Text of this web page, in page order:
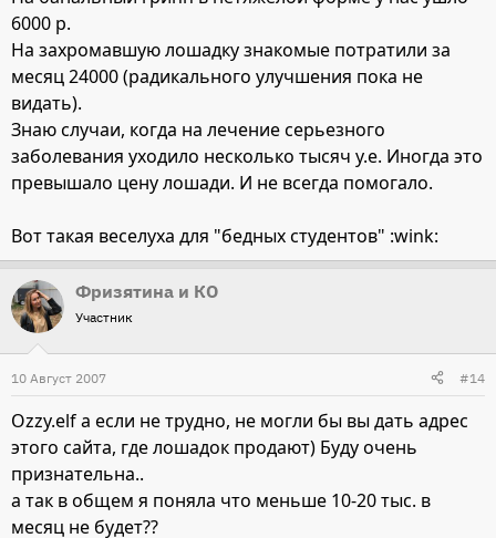
6000 р.
На захромавшую лошадку знакомые потратили за
месяц 24000 (радикального улучшения пока не
видать).
Знаю случаи, когда на лечение серьезного
заболевания уходило несколько тысяч у.е. Иногда это
превышало цену лошади. И не всегда помогало.
Вот такая веселуха для "бедных студентов" :wink:
Фризятина и КО
Участник
10 Август 2007 #14
Ozzy.elf а если не трудно, не могли бы вы дать адрес
этого сайта, где лошадок продают) Буду очень
признательна..
а так в общем я поняла что меньше 10-20 тыс. в
месяц не будет??